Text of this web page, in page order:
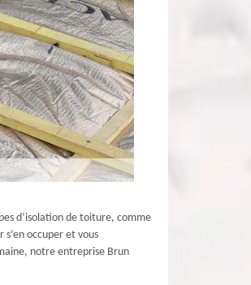
d’isolation de toiture, comme
occuper et vous
notre entreprise Brun